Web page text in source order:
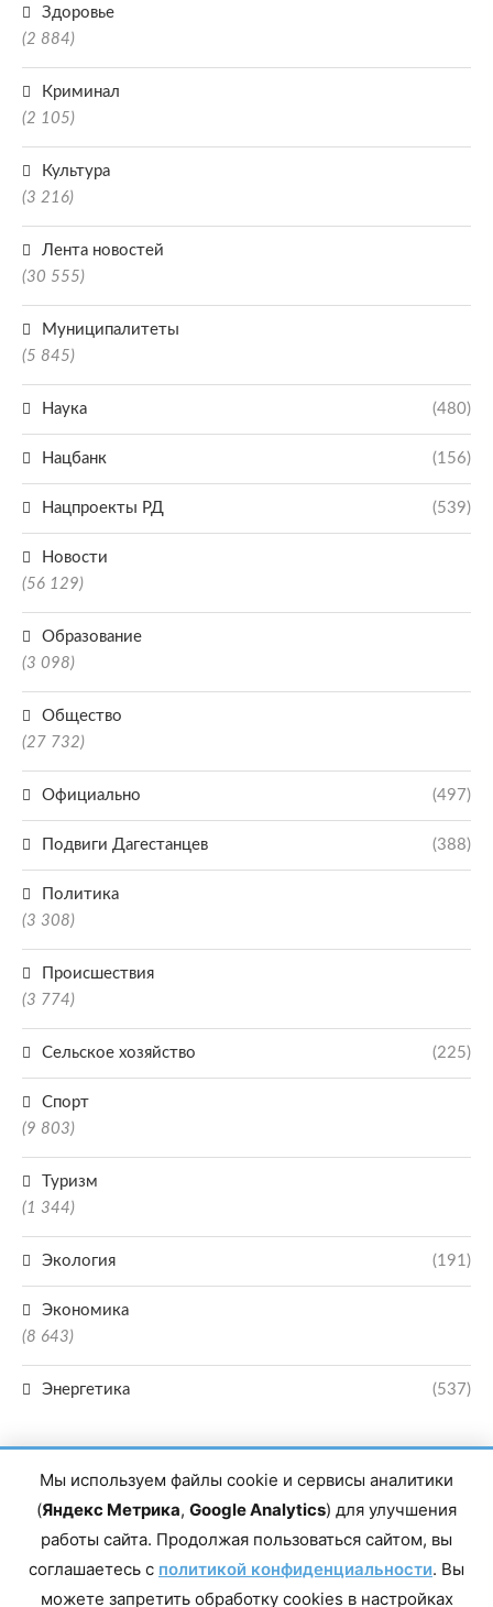
Здоровье
(2 884)
Криминал
(2 105)
Культура
(3 216)
Лента новостей
(30 555)
Муниципалитеты
(5 845)
Наука (480)
Нацбанк (156)
Нацпроекты РД (539)
Новости
(56 129)
Образование
(3 098)
Общество
(27 732)
Официально (497)
Подвиги Дагестанцев (388)
Политика
(3 308)
Происшествия
(3 774)
Сельское хозяйство (225)
Спорт
(9 803)
Туризм
(1 344)
Экология (191)
Экономика
(8 643)
Энергетика (537)
Главный редактор сетевого издания Магомаев Тимур Нухович. Контакты
редакции: 8(988)-292-94-34 Почта: vestiskfo@gmail.com По вопросам
Дагестан, г. Махачкала, пр-т Насрутдинова, д. 1а. Все права защищены.
Мы используем файлы cookie и сервисы аналитики
(Яндекс Метрика, Google Analytics) для улучшения
работы сайта. Продолжая пользоваться сайтом, вы
соглашаетесь с политикой конфиденциальности. Вы
можете запретить обработку cookies в настройках